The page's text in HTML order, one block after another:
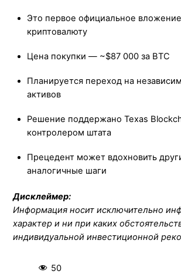
Это первое официальное
криптовалюту
Цена покупки — ~$87 000 за BTC
Планируется переход на
активов
Решение поддержано Texas
контролером штата
Прецедент может вдохновить
аналогичные шаги
Дисклеймер:
Информация носит исключительно
характер и ни при каких
индивидуальной инвестиционной
50